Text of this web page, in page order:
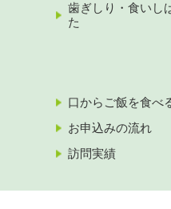
歯ぎしり・食いし
た
口からご飯を食べ
お申込みの流れ
訪問実績